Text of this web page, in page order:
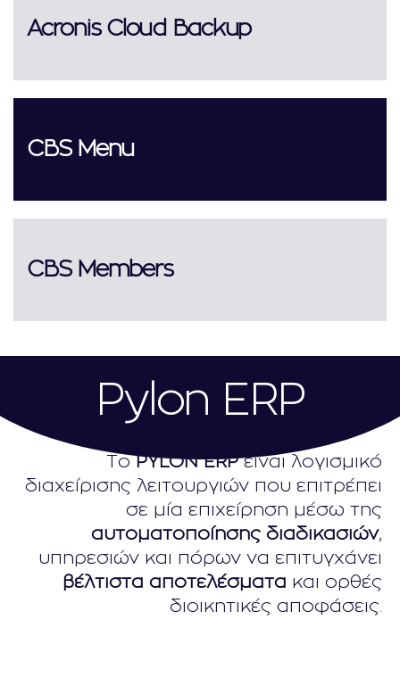
Acronis Cloud Backup
CBS Menu
CBS Members
Pylon ERP
Το PYLON ERPείναι λογισμικό
διαχείρισης λειτουργιών που επιτρέπει
σε μία επιχείρηση μέσω της
αυτοματοποίησης διαδικασιών,
υπηρεσιών και πόρων να επιτυγχάνει
βέλτιστα αποτελέσματα και ορθές
διοικητικές αποφάσεις.